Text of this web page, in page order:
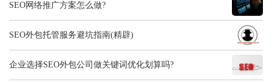
SEO网络推广方案怎么做?
SEO外包托管服务避坑指南(精辟)
企业选择SEO外包公司做关键词优化划算吗?